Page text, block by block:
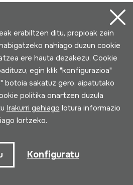
erabiltzen ditu, propioak zein
nahiago duzun cookie
ere hauta dezakezu. Cookie
egin klik "konfigurazioa"
botoia sakatuz gero, aipatutako
politika onartzen duzula
Irakurri gehiago lotura informazio
lortzeko.
Konfiguratu